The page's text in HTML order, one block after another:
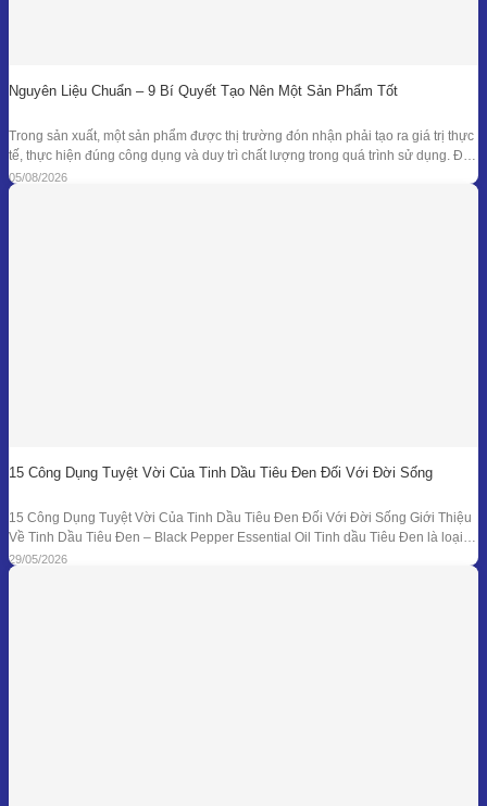
Nguyên Liệu Chuẩn – 9 Bí Quyết Tạo Nên Một Sản Phẩm Tốt
Trong sản xuất, một sản phẩm được thị trường đón nhận phải tạo ra giá trị thực
tế, thực hiện đúng công dụng và duy trì chất lượng trong quá trình sử dụng. Để
đạt được kết quả đó, doanh nghiệp cần kiểm soát đồng bộ từ mục tiêu nghiên
cứu, nguyên liệu, công thức
05/08/2026
15 Công Dụng Tuyệt Vời Của Tinh Dầu Tiêu Đen Đối Với Đời Sống
15 Công Dụng Tuyệt Vời Của Tinh Dầu Tiêu Đen Đối Với Đời Sống Giới Thiệu
Về Tinh Dầu Tiêu Đen – Black Pepper Essential Oil Tinh dầu Tiêu Đen là loại
tinh dầu thiên nhiên được chiết xuất từ quả của cây Tiêu Đen (Piper nigrum)
bằng phương pháp chưng cất hơi nước. Đây là
29/05/2026